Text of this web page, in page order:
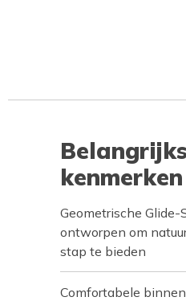
kenmerken
Geometrische
ontworpen om
stap te bieden
Comfortabele